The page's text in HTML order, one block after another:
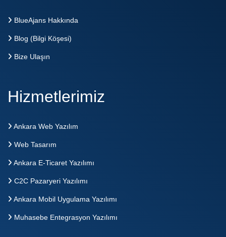
BlueAjans Hakkında
Blog (Bilgi Köşesi)
Bize Ulaşın
Hizmetlerimiz
Ankara Web Yazılım
Web Tasarım
Ankara E-Ticaret Yazılımı
C2C Pazaryeri Yazılımı
Ankara Mobil Uygulama Yazılımı
Muhasebe Entegrasyon Yazılımı